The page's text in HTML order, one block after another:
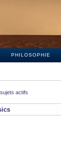
PHILOSOPHIE
actifs